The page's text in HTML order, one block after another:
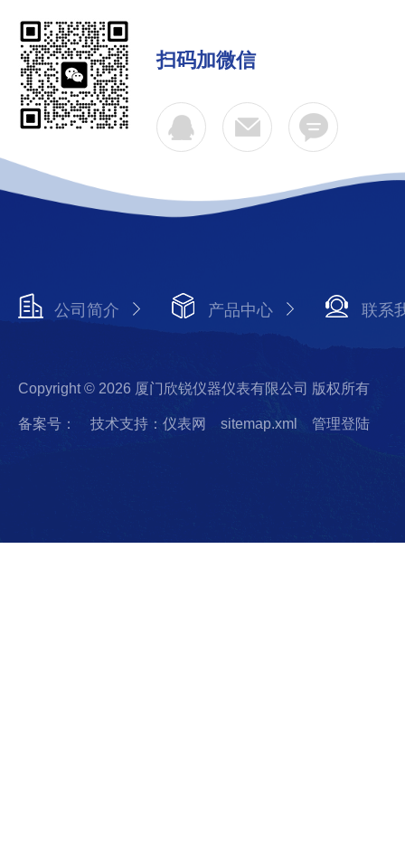
扫码加微信
公司简介 产品中心 联系
Copyright © 2026 厦门欣锐仪器仪表有限公司 版权所有
备案号： 技术支持：仪表网 sitemap.xml 管理登陆